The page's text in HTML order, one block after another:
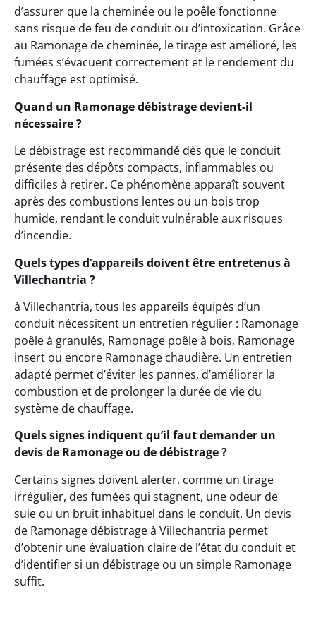
d’assurer que la cheminée ou le poêle fonctionne
sans risque de feu de conduit ou d’intoxication. Grâce
au Ramonage de cheminée, le tirage est amélioré, les
fumées s’évacuent correctement et le rendement du
chauffage est optimisé.
Quand un Ramonage débistrage devient-il
nécessaire ?
Le débistrage est recommandé dès que le conduit
présente des dépôts compacts, inflammables ou
difficiles à retirer. Ce phénomène apparaît souvent
après des combustions lentes ou un bois trop
humide, rendant le conduit vulnérable aux risques
d’incendie.
Quels types d’appareils doivent être entretenus à
Villechantria ?
à Villechantria, tous les appareils équipés d’un
conduit nécessitent un entretien régulier : Ramonage
poêle à granulés, Ramonage poêle à bois, Ramonage
insert ou encore Ramonage chaudière. Un entretien
adapté permet d’éviter les pannes, d’améliorer la
combustion et de prolonger la durée de vie du
système de chauffage.
Quels signes indiquent qu’il faut demander un
devis de Ramonage ou de débistrage ?
Certains signes doivent alerter, comme un tirage
irrégulier, des fumées qui stagnent, une odeur de
suie ou un bruit inhabituel dans le conduit. Un devis
de Ramonage débistrage à Villechantria permet
d’obtenir une évaluation claire de l’état du conduit et
d’identifier si un débistrage ou un simple Ramonage
suffit.